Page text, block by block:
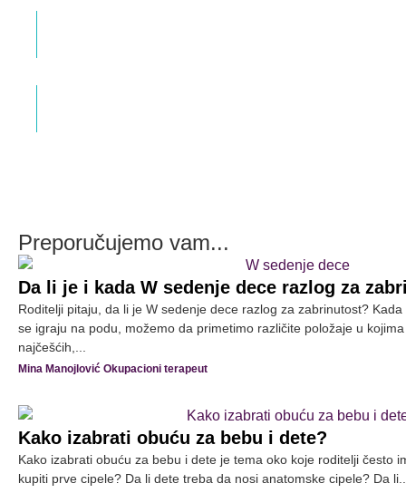
Preporučujemo vam...
Da li je i kada W sedenje dece razlog za
Roditelji pitaju, da li je W sedenje dece razlog za zabrinutost?
se igraju na podu, možemo da primetimo različite položaje u
najčešćih,...
Mina Manojlović Okupacioni terapeut
Kako izabrati obuću za bebu i dete?
Kako izabrati obuću za bebu i dete je tema oko koje roditelji često
kupiti prve cipele? Da li dete treba da nosi anatomske cipele? Da